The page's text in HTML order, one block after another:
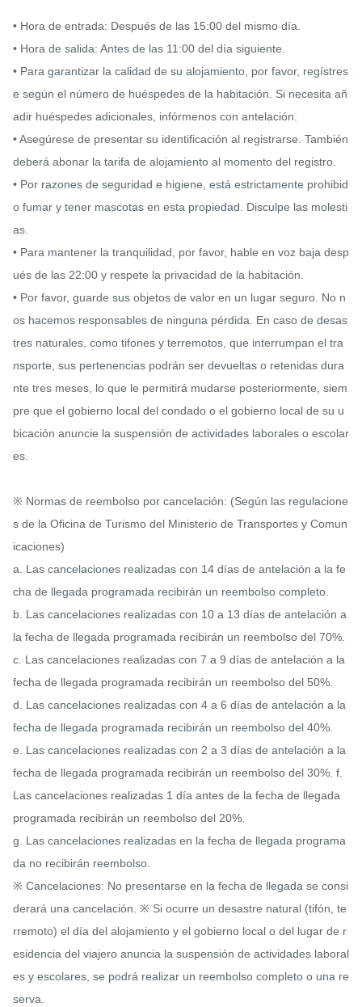
• Hora de entrada: Después de las 15:00 del mismo día.
• Hora de salida: Antes de las 11:00 del día siguiente.
• Para garantizar la calidad de su alojamiento, por favor, regístres
e según el número de huéspedes de la habitación. Si necesita añ
adir huéspedes adicionales, infórmenos con antelación.
• Asegúrese de presentar su identificación al registrarse. También
deberá abonar la tarifa de alojamiento al momento del registro.
• Por razones de seguridad e higiene, está estrictamente prohibid
o fumar y tener mascotas en esta propiedad. Disculpe las molesti
as.
• Para mantener la tranquilidad, por favor, hable en voz baja desp
ués de las 22:00 y respete la privacidad de la habitación.
• Por favor, guarde sus objetos de valor en un lugar seguro. No n
os hacemos responsables de ninguna pérdida. En caso de desas
tres naturales, como tifones y terremotos, que interrumpan el tra
nsporte, sus pertenencias podrán ser devueltas o retenidas dura
nte tres meses, lo que le permitirá mudarse posteriormente, siem
pre que el gobierno local del condado o el gobierno local de su u
bicación anuncie la suspensión de actividades laborales o escolar
es.
※ Normas de reembolso por cancelación: (Según las regulacione
s de la Oficina de Turismo del Ministerio de Transportes y Comun
icaciones)
a. Las cancelaciones realizadas con 14 días de antelación a la fe
cha de llegada programada recibirán un reembolso completo.
b. Las cancelaciones realizadas con 10 a 13 días de antelación a
la fecha de llegada programada recibirán un reembolso del 70%.
c. Las cancelaciones realizadas con 7 a 9 días de antelación a la
fecha de llegada programada recibirán un reembolso del 50%.
d. Las cancelaciones realizadas con 4 a 6 días de antelación a la
fecha de llegada programada recibirán un reembolso del 40%.
e. Las cancelaciones realizadas con 2 a 3 días de antelación a la
fecha de llegada programada recibirán un reembolso del 30%. f.
Las cancelaciones realizadas 1 día antes de la fecha de llegada
programada recibirán un reembolso del 20%.
g. Las cancelaciones realizadas en la fecha de llegada programa
da no recibirán reembolso.
※ Cancelaciones: No presentarse en la fecha de llegada se consi
derará una cancelación. ※ Si ocurre un desastre natural (tifón, te
rremoto) el día del alojamiento y el gobierno local o del lugar de r
esidencia del viajero anuncia la suspensión de actividades laboral
es y escolares, se podrá realizar un reembolso completo o una re
serva.